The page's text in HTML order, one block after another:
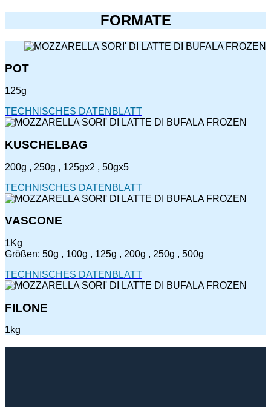
FORMATE
POT
125g
TECHNISCHES DATENBLATT
KUSCHELBAG
200g , 250g , 125gx2 , 50gx5
TECHNISCHES DATENBLATT
VASCONE
1Kg
Größen: 50g , 100g , 125g , 200g , 250g , 500g
TECHNISCHES DATENBLATT
FILONE
1kg